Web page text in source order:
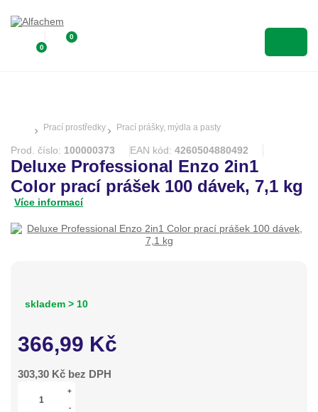
0
0
Prací prostředky Prací prášky, mýdla a pasty
Prod. číslo: 100000373 EAN kód: 4260504880492
Deluxe Professional Enzo 2in1
Color prací prášek 100 dávek, 7,1 kg
Více informací
skladem > 10
366,99 Kč
303,30 Kč bez DPH
+
-